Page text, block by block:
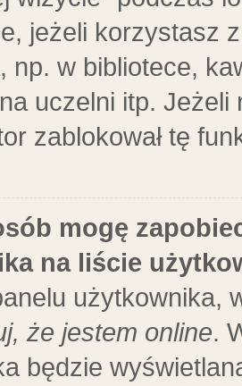
jeżeli korzystasz
np. w bibliotece,
uczelni itp.
zablokował tę
mogę
na liście
użytkownika,
że jestem online.
będzie